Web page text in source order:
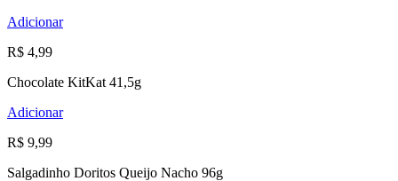
Adicionar
R$ 4,99
Chocolate KitKat 41,5g
Adicionar
R$ 9,99
Salgadinho Doritos Queijo Nacho 96g